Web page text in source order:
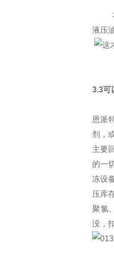
本
液压
3.3可
恩派
剂，
主要
的一
冻设
压库
聚氯
没，